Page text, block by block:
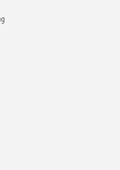
auf einer
neuen Wärmepumpen des
das auf der ISH präsentiert wurde,
dank des natürlichen
und Flexibilität in der
Luft-Wasser-Wärmepumpen,
näher vorgestellt und
Inbetriebnahme geschult.